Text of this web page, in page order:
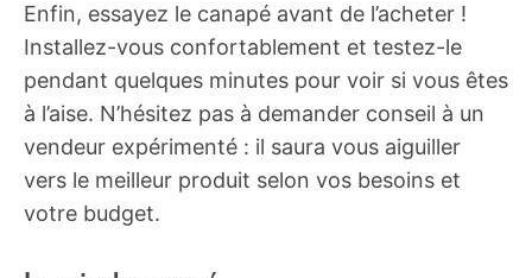
Enfin, essayez le canapé avant de l’acheter !
Installez-vous confortablement et testez-le
pendant quelques minutes pour voir si vous êtes
à l’aise. N’hésitez pas à demander conseil à un
vendeur expérimenté : il saura vous aiguiller
vers le meilleur produit selon vos besoins et
votre budget.